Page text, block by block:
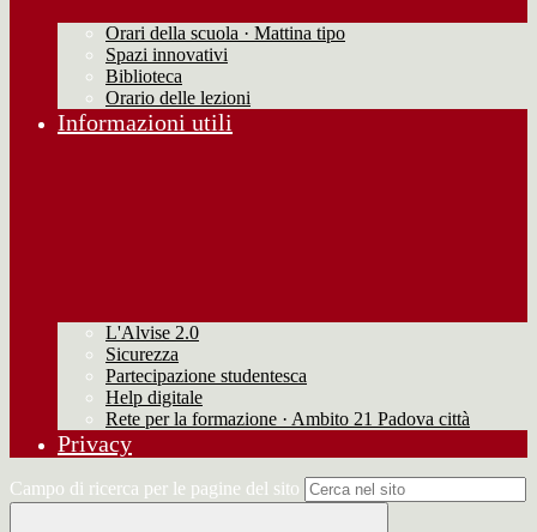
Orari della scuola · Mattina tipo
Spazi innovativi
Biblioteca
Orario delle lezioni
Informazioni utili
L'Alvise 2.0
Sicurezza
Partecipazione studentesca
Help digitale
Rete per la formazione · Ambito 21 Padova città
Privacy
Campo di ricerca per le pagine del sito